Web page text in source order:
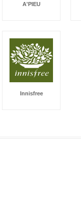
A'PIEU
Innisfree